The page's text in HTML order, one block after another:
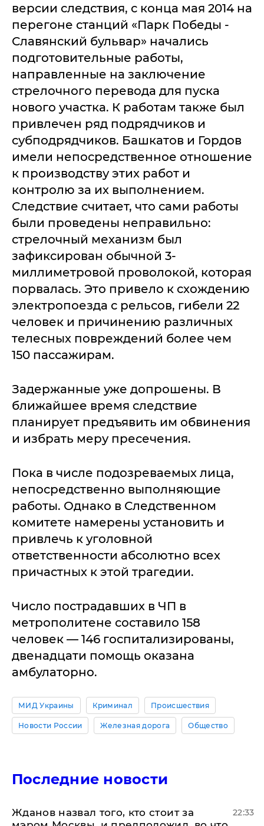
версии следствия, с конца мая 2014 на
перегоне станций «Парк Победы -
Славянский бульвар» начались
подготовительные работы,
направленные на заключение
стрелочного перевода для пуска
нового участка. К работам также был
привлечен ряд подрядчиков и
субподрядчиков. Башкатов и Гордов
имели непосредственное отношение
к производству этих работ и
контролю за их выполнением.
Следствие считает, что сами работы
были проведены неправильно:
стрелочный механизм был
зафиксирован обычной 3-
миллиметровой проволокой, которая
порвалась. Это привело к схождению
электропоезда с рельсов, гибели 22
человек и причинению различных
телесных повреждений более чем
150 пассажирам.
Задержанные уже допрошены. В
ближайшее время следствие
планирует предъявить им обвинения
и избрать меру пресечения.
Пока в числе подозреваемых лица,
непосредственно выполняющие
работы. Однако в Следственном
комитете намерены установить и
привлечь к уголовной
ответственности абсолютно всех
причастных к этой трагедии.
Число пострадавших в ЧП в
метрополитене составило 158
человек — 146 госпитализированы,
двенадцати помощь оказана
амбулаторно.
МИД Украины Криминал Происшествия
Новости России Железная дорога Общество
Последние новости
Жданов назвал того, кто стоит за
22:33